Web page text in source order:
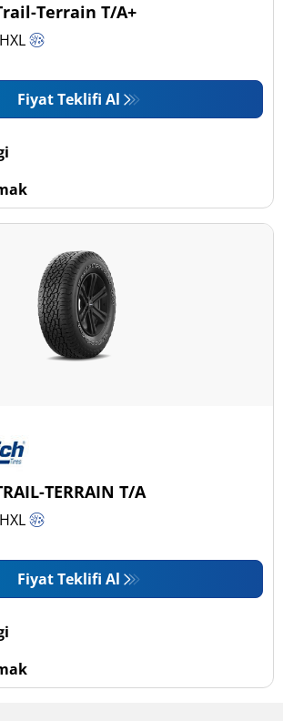
Terrain T/A+
HXL
Fiyat Teklifi Al
TERRAIN T/A
HXL
Fiyat Teklifi Al